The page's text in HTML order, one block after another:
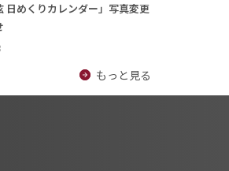
日めくりカレンダー」写真変更
もっと見る